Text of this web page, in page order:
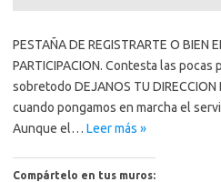
PESTAÑA DE REGISTRARTE O BIEN
PARTICIPACION. Contesta las
sobretodo DEJANOS TU
cuando pongamos en marcha el
Aunque el… Leer más »
Compártelo en tus muros: